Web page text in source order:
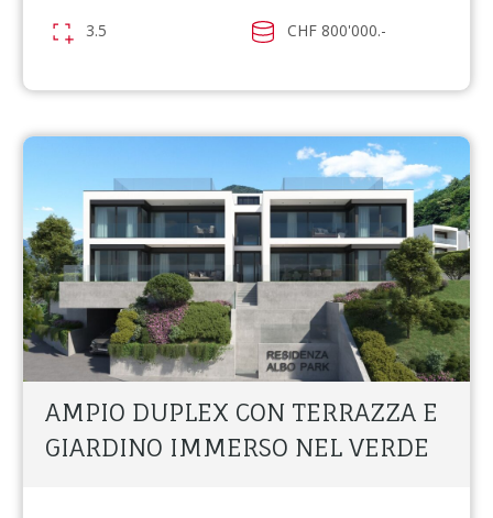
3.5 CHF 800'000.-
AMPIO DUPLEX CON TERRAZZA E
GIARDINO IMMERSO NEL VERDE